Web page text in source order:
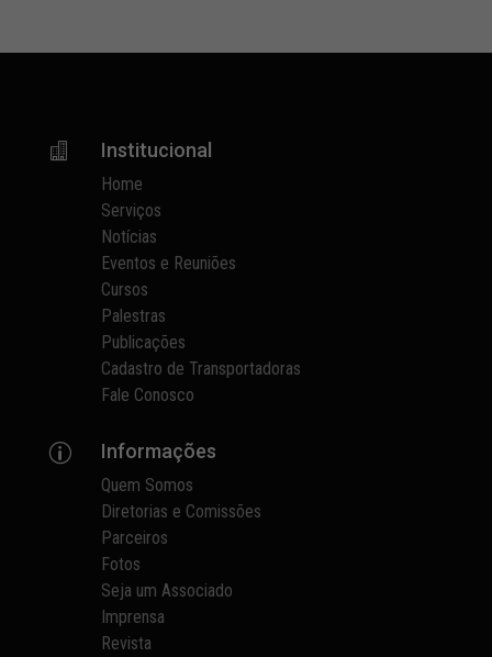
 Institucional
Home
Serviços
Notícias
Eventos e Reuniões
Cursos
Palestras
Publicações
Cadastro de Transportadoras
Fale Conosco
p Informações
Quem Somos
Diretorias e Comissões
Parceiros
Fotos
Seja um Associado
Imprensa
Revista